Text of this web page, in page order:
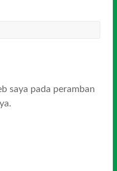
saya pada peramban